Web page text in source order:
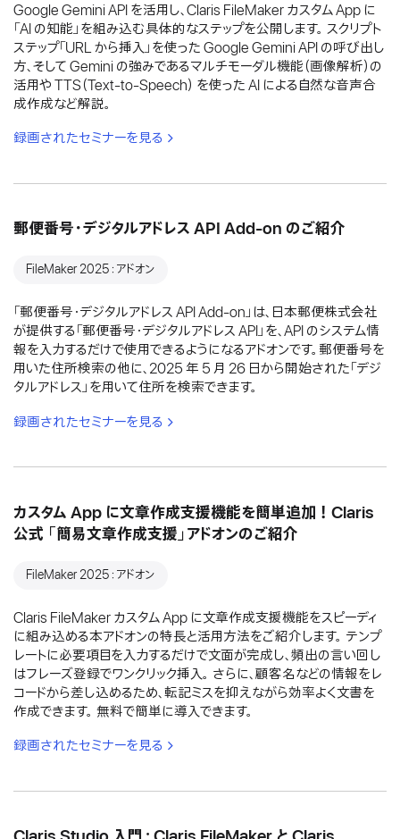
Google Gemini API を活用し、Claris FileMaker カスタム App に
「AI の知能」を組み込む具体的なステップを公開します。 スクリプト
ステップ「URL から挿入」を使った Google Gemini API の呼び出し
方、そして Gemini の強みであるマルチモーダル機能（画像解析）の
活用や TTS（Text-to-Speech） を使った AI による自然な音声合
成作成など解説。
録画されたセミナーを見る
郵便番号・デジタルアドレス API Add-on のご紹介
FileMaker 2025：アドオン
「郵便番号・デジタルアドレス API Add-on」は、日本郵便株式会社
が提供する「郵便番号・デジタルアドレス API」を、API のシステム情
報を入力するだけで使用できるようになるアドオンです。郵便番号を
用いた住所検索の他に、2025 年 5 月 26 日から開始された「デジ
タルアドレス」を用いて住所を検索できます。
録画されたセミナーを見る
カスタム App に文章作成支援機能を簡単追加！Claris
公式 「簡易文章作成支援」アドオンのご紹介
FileMaker 2025：アドオン
Claris FileMaker カスタム App に文章作成支援機能をスピーディ
に組み込める本アドオンの特長と活用方法をご紹介します。 テンプ
レートに必要項目を入力するだけで文面が完成し、頻出の言い回し
はフレーズ登録でワンクリック挿入。 さらに、顧客名などの情報をレ
コードから差し込めるため、転記ミスを抑えながら効率よく文書を
作成できます。 無料で簡単に導入できます。
録画されたセミナーを見る